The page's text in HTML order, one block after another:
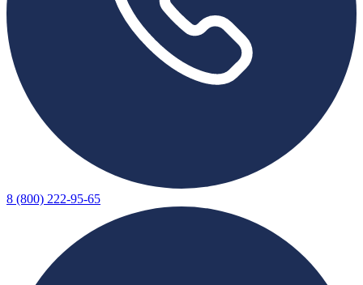
8 (800) 222-95-65